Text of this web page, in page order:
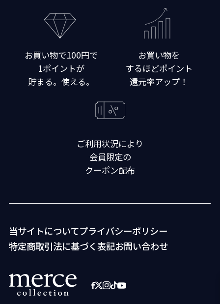
お買い物で100円で
1ポイントが
貯まる。使える。
お買い物を
するほどポイント
還元率アップ！
ご利用状況により
会員限定の
クーポン配布
当サイトについてプライバシーポリシー
特定商取引法に基づく表記お問い合わせ